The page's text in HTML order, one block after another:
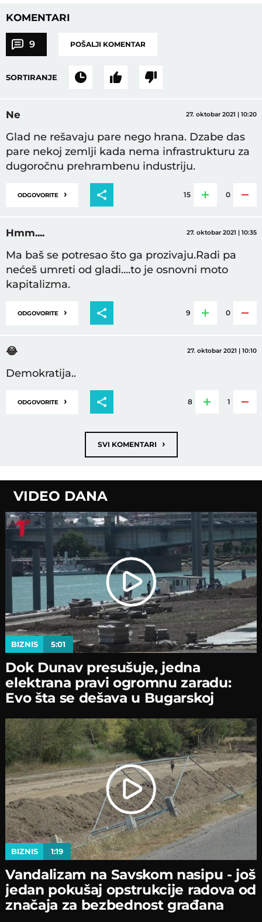
KOMENTARI
9 POŠALJI KOMENTAR
SORTIRANJE
Ne 27. oktobar 2021 | 10:20
Glad ne rešavaju pare nego hrana. Dzabe das
pare nekoj zemlji kada nema infrastrukturu za
dugoročnu prehrambenu industriju.
ODGOVORITE › 15 0
Hmm.... 27. oktobar 2021 | 10:35
Ma baš se potresao što ga prozivaju.Radi pa
nećeš umreti od gladi....to je osnovni moto
kapitalizma.
ODGOVORITE › 9 0
😂 27. oktobar 2021 | 10:10
Demokratija..
ODGOVORITE › 8 1
SVI KOMENTARI ›
VIDEO DANA
BIZNIS 5:01
Dok Dunav presušuje, jedna
elektrana pravi ogromnu zaradu:
Evo šta se dešava u Bugarskoj
BIZNIS 1:19
Vandalizam na Savskom nasipu - јoš
јedan pokušaј opstrukciјe radova od
značaјa za bezbednost građana